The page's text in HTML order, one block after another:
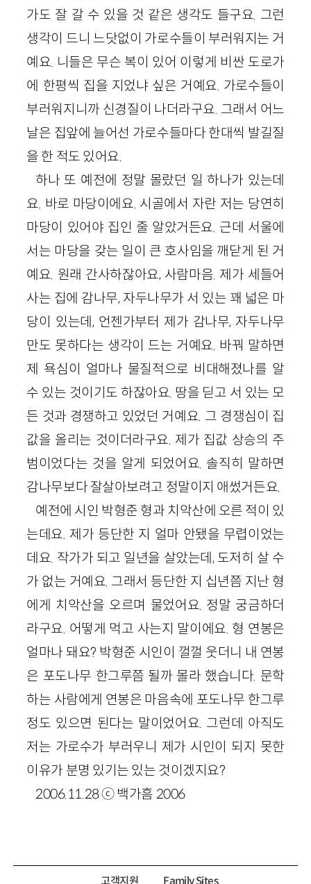
가도 잘 갈 수 있을 것 같은 생각도 들구요. 그런
생각이 드니 느닷없이 가로수들이 부러워지는 거
예요. 니들은 무슨 복이 있어 이렇게 비싼 도로가
에 한평씩 집을 지었냐 싶은 거예요. 가로수들이
부러워지니까 신경질이 나더라구요. 그래서 어느
날은 집앞에 늘어선 가로수들마다 한대씩 발길질
을 한 적도 있어요.
하나 또 예전에 정말 몰랐던 일 하나가 있는데
요. 바로 마당이에요. 시골에서 자란 저는 당연히
마당이 있어야 집인 줄 알았거든요. 근데 서울에
서는 마당을 갖는 일이 큰 호사임을 깨닫게 된 거
예요. 원래 간사하잖아요, 사람마음. 제가 세들어
사는 집에 감나무, 자두나무가 서 있는 꽤 넓은 마
당이 있는데, 언젠가부터 제가 감나무, 자두나무
만도 못하다는 생각이 드는 거예요. 바꿔 말하면
제 욕심이 얼마나 물질적으로 비대해졌나를 알
수 있는 것이기도 하잖아요. 땅을 딛고 서 있는 모
든 것과 경쟁하고 있었던 거예요. 그 경쟁심이 집
값을 올리는 것이더라구요. 제가 집값 상승의 주
범이었다는 것을 알게 되었어요. 솔직히 말하면
감나무보다 잘살아보려고 정말이지 애썼거든요.
예전에 시인 박형준 형과 치악산에 오른 적이 있
는데요. 제가 등단한 지 얼마 안됐을 무렵이었는
데요. 작가가 되고 일년을 살았는데, 도저히 살 수
가 없는 거예요. 그래서 등단한 지 십년쯤 지난 형
에게 치악산을 오르며 물었어요. 정말 궁금하더
라구요. 어떻게 먹고 사는지 말이에요. 형 연봉은
얼마나 돼요? 박형준 시인이 껄껄 웃더니 내 연봉
은 포도나무 한그루쯤 될까 몰라 했습니다. 문학
하는 사람에게 연봉은 마음속에 포도나무 한그루
정도 있으면 된다는 말이었어요. 그런데 아직도
저는 가로수가 부러우니 제가 시인이 되지 못한
이유가 분명 있기는 있는 것이겠지요?
2006.11.28 ⓒ 백가흠 2006
고객지원 Family Sites